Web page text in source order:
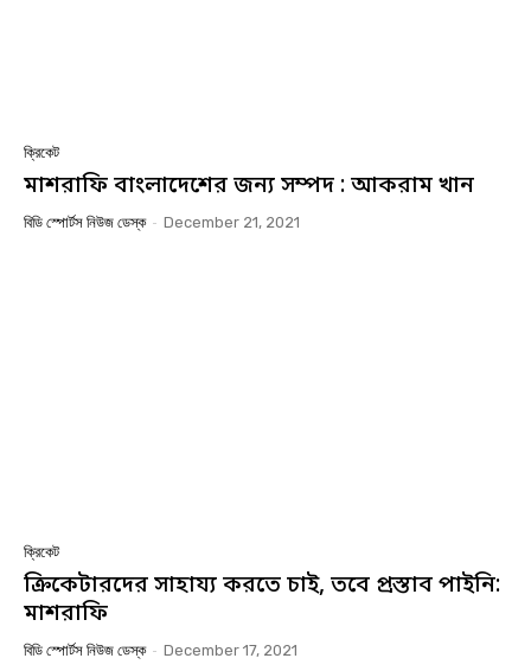
ক্রিকেট
মাশরাফি বাংলাদেশের জন্য সম্পদ : আকরাম খান
বিডি স্পোর্টস নিউজ ডেস্ক - December 21, 2021
ক্রিকেট
ক্রিকেটারদের সাহায্য করতে চাই, তবে প্রস্তাব পাইনি:
মাশরাফি
বিডি স্পোর্টস নিউজ ডেস্ক - December 17, 2021